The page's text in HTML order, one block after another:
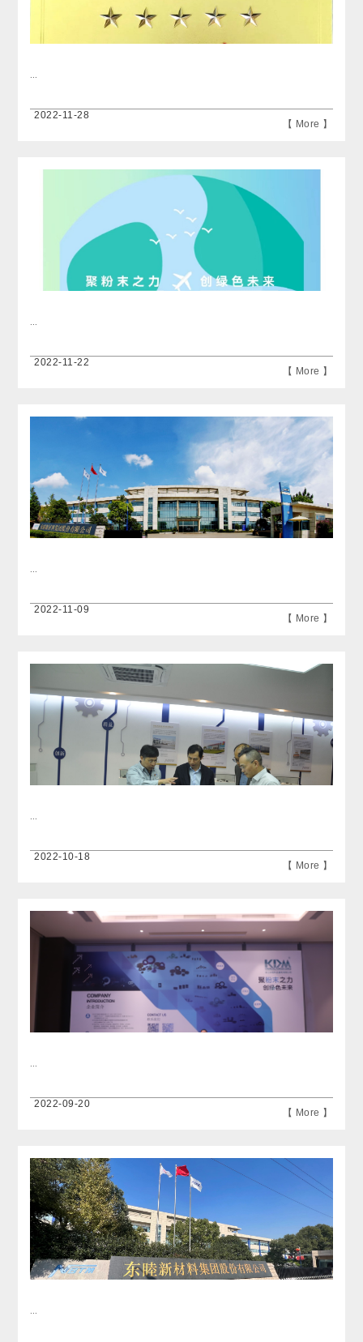
2022-11-28
【 More 】
2022-11-22
【 More 】
2022-11-09
【 More 】
2022-10-18
【 More 】
2022-09-20
【 More 】